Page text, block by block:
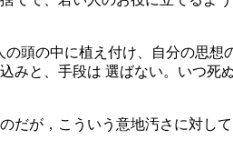
頭の中に植え付け、自分の思想
みと、手段は 選ばない。いつ死
だが，こういう意地汚さに対し